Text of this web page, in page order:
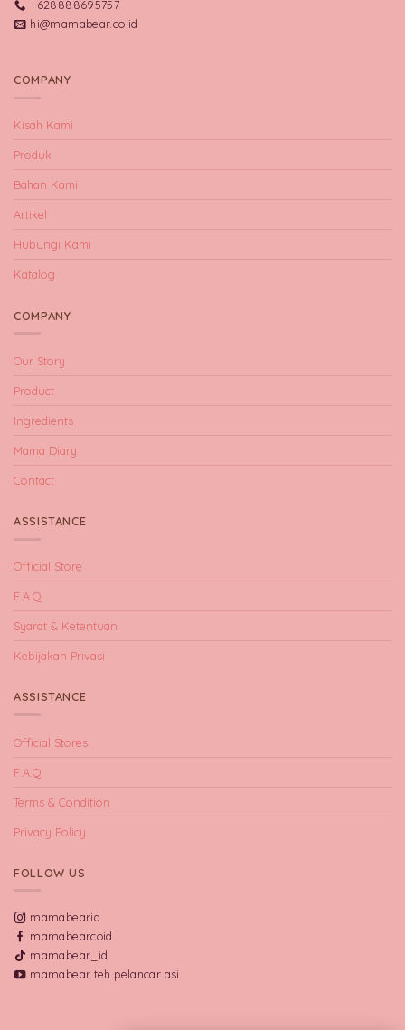
+628888695757
hi@mamabear.co.id
COMPANY
Kisah Kami
Produk
Bahan Kami
Artikel
Hubungi Kami
Katalog
COMPANY
Our Story
Product
Ingredients
Mama Diary
Contact
ASSISTANCE
Official Store
F.A.Q
Syarat & Ketentuan
Kebijakan Privasi
ASSISTANCE
Official Stores
F.A.Q
Terms & Condition
Privacy Policy
FOLLOW US
mamabearid
mamabearcoid
mamabear_id
mamabear teh pelancar asi